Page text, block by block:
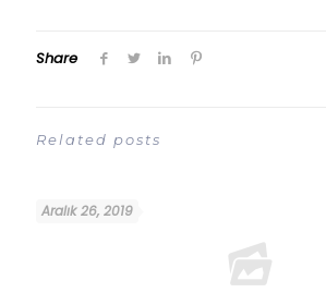
Share
Related posts
Aralık 26, 2019